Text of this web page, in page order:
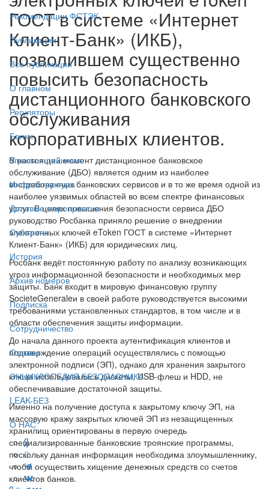
Рекомендации ФСТЭК
Публикации
Все публикации
О главном
Регуляторы
Банки
Угрозы и решения
Инфраструктура
Деловые мероприятия
Субъекты
История
Архив номеров
Подписка
Сотрудничество
Отзывы
ЭНЦИКЛОПЕДИЯ БЕЗОПАСНИКА
LEAK-БЕЗ
О НАС
ГОСТ в системе «Интернет
Клиент-Банк» (ИКБ),
позволившем существенно
повысить безопасность
дистанционного банковского
обслуживания
корпоративных клиентов.
В настоящий момент дистанционное банковское
обслуживание (ДБО) является одним из наиболее
востребованных банковских сервисов и в то же время одной из
наиболее уязвимых областей во всем спектре финансовых
услуг. В целях повышения безопасности сервиса ДБО
руководство Росбанка приняло решение о внедрении
электронных ключей eToken ГОСТ в системе «Интернет
Клиент-Банк» (ИКБ) для юридических лиц.
Росбанк ведёт постоянную работу по анализу возникающих
угроз информационной безопасности и необходимых мер
защиты. Банк входит в мировую финансовую группу
SocieteGeneraleи в своей работе руководствуется высокими
требованиями установленных стандартов, в том числе и в
области обеспечения защиты информации.
До начала данного проекта аутентификация клиентов и
подтверждение операций осуществлялись с помощью
электронной подписи (ЭП), однако для хранения закрытого
ключа использовались дискеты, USB-флеш и HDD, не
обеспечивавшие достаточной защиты.
Именно на получение доступа к закрытому ключу ЭП, на
массовую кражу закрытых ключей ЭП из незащищенных
хранилищ ориентированы в первую очередь
специализированные банковские троянские программы,
поскольку данная информация необходима злоумышленнику,
чтобы осуществить хищение денежных средств со счетов
клиентов банков.